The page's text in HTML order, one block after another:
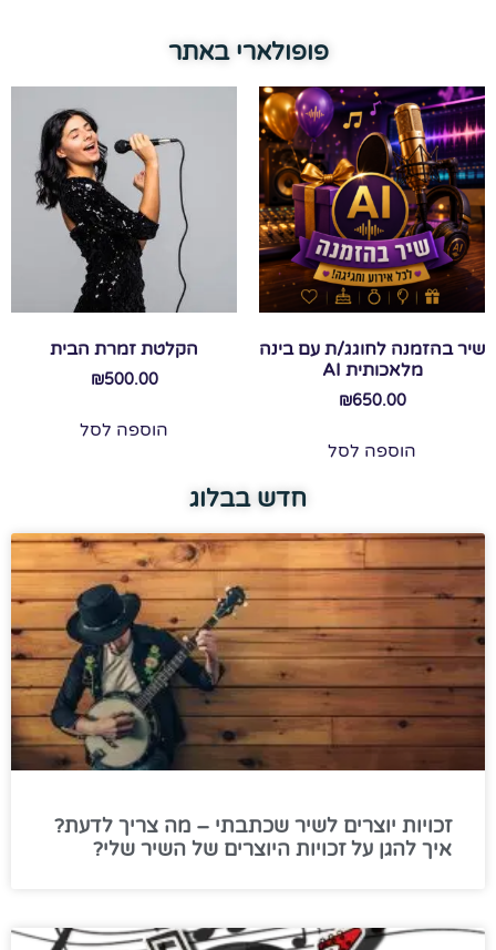
פופולארי באתר
שיר בהזמנה לחוגג/ת עם בינה
מלאכותית AI
₪650.00
הוספה לסל
הקלטת זמרת הבית
₪500.00
הוספה לסל
חדש בבלוג
זכויות יוצרים לשיר שכתבתי – מה צריך לדעת?
איך להגן על זכויות היוצרים של השיר שלי?